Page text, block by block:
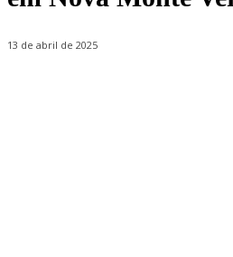
13 de abril de 2025